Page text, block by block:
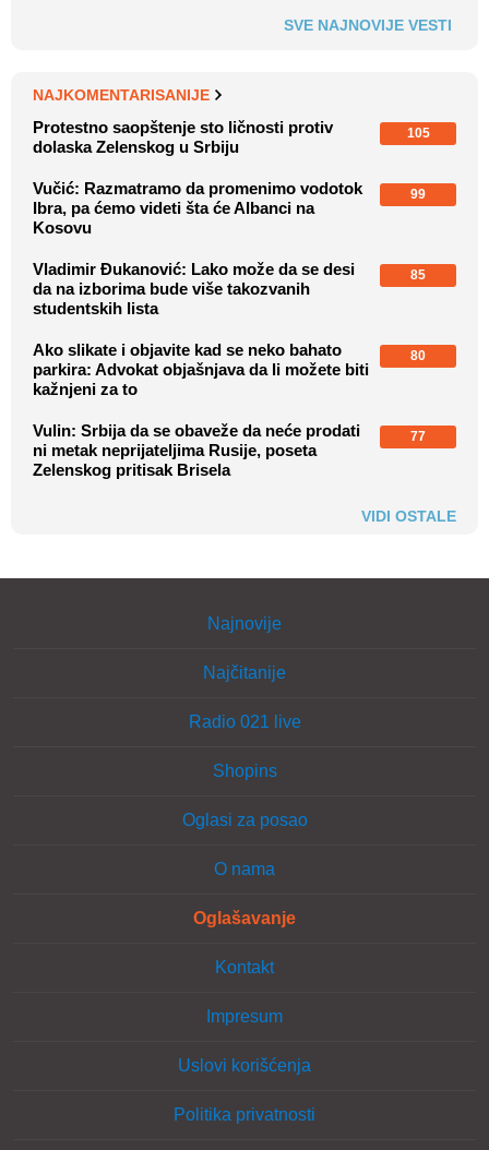
SVE NAJNOVIJE VESTI
NAJKOMENTARISANIJE
Protestno saopštenje sto ličnosti protiv
dolaska Zelenskog u Srbiju
105
Vučić: Razmatramo da promenimo vodotok
Ibra, pa ćemo videti šta će Albanci na
Kosovu
99
Vladimir Đukanović: Lako može da se desi
da na izborima bude više takozvanih
studentskih lista
85
Ako slikate i objavite kad se neko bahato
parkira: Advokat objašnjava da li možete biti
kažnjeni za to
80
Vulin: Srbija da se obaveže da neće prodati
ni metak neprijateljima Rusije, poseta
Zelenskog pritisak Brisela
77
VIDI OSTALE
Najnovije
Najčitanije
Radio 021 live
Shopins
Oglasi za posao
O nama
Oglašavanje
Kontakt
Impresum
Uslovi korišćenja
Politika privatnosti